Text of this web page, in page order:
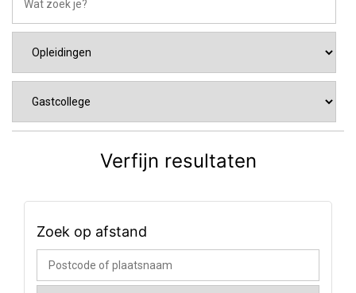
Verfijn resultaten
Zoek op afstand